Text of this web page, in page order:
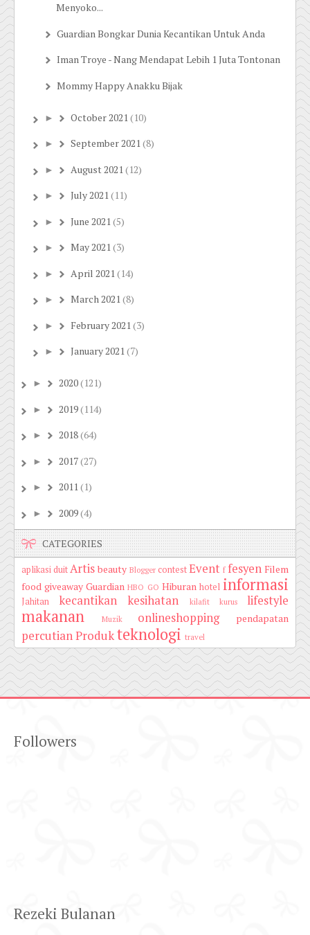
Menyoko...
Guardian Bongkar Dunia Kecantikan Untuk Anda
Iman Troye - Nang Mendapat Lebih 1 Juta Tontonan
Mommy Happy Anakku Bijak
► October 2021 (10)
► September 2021(8)
► August 2021 (12)
► July 2021(11)
► June 2021 (5)
► May 2021(3)
► April 2021 (14)
► March 2021(8)
► February 2021 (3)
► January 2021(7)
► 2020(121)
► 2019(114)
► 2018(64)
► 2017(27)
► 2011(1)
► 2009(4)
CATEGORIES
aplikasi duitArtis beauty Blogger contestEvent f fesyen Filem
food giveaway Guardian HBO GO Hiburan hotel informasi
Jahitan kecantikan kesihatan kilafit kurus lifestyle
makanan Muzik onlineshopping pendapatan
percutianProdukteknologi travel
Followers
Rezeki Bulanan